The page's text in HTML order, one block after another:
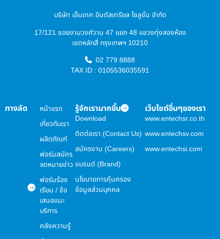
บริษัท เอ็นเทค อินดัสเทรียล โซลูชั่น จำกัด
17/121 ซอยงามวงศ์วาน 47 แยก 48 แขวงทุ่งสองห้อง
เขตหลักสี่ กรุงเทพฯ 10210
02 779 8888
TAX ID : 0105536035591
ทางลัด
หน้าแรก
เกี่ยวกับเรา
ผลิตภัณฑ์
ฟอร์มสมัคร
จดหมายข่าว
ฟอร์มร้อง
เรียน / ข้อ
เสนอแนะ
บริการ
คลังความรู้
รู้จักเรามากขึ้น
Download
ติดต่อเรา (Contact Us)
สมัครงาน (Careers)
แบรนด์ (Brand)
นโยบายการคุ้มครอง
ข้อมูลส่วนบุคคล
เว็บไซต์อื่นๆของเรา
www.entechsr.co.th
www.entechsv.com
www.entechsi.com